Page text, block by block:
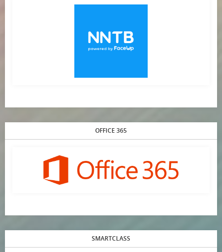
OFFICE 365
SMARTCLASS